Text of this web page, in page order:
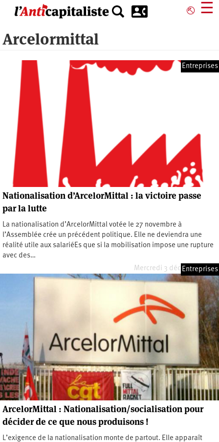
principal
⎋ ☰
Arcelormittal
Entreprises
Nationalisation d’ArcelorMittal : la victoire passe
par la lutte
La nationalisation d’ArcelorMittal votée le 27 novembre à
l’Assemblée crée un précédent politique. Elle ne deviendra une
réalité utile aux salariéEs que si la mobilisation impose une rupture
avec des…
Mercredi 3 décembre 2025
Entreprises
ArcelorMittal : Nationalisation/socialisation pour
décider de ce que nous produisons !
L’exigence de la nationalisation monte de partout. Elle apparaît